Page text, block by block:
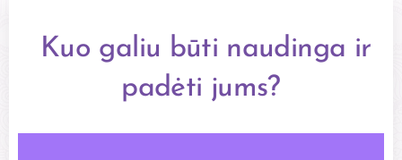
Kuo galiu būti naudinga ir
padėti jums?